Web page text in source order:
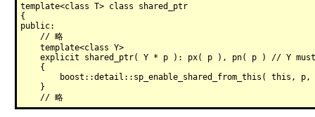
template<class T> class shared_ptr
{
public:
    // 略
    template<class Y>
explicit shared_ptr( Y * p ): px( p ), pn( p ) // Y
    {
boost::detail::sp_enable_shared_from_this( this, p,
    }